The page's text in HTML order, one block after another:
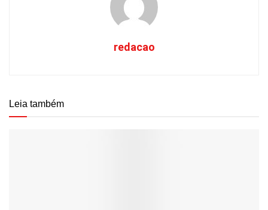
redacao
Leia também